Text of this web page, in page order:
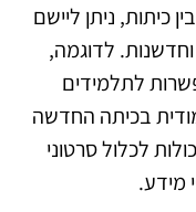
ניתן ליישם
לדוגמה,
לתלמידים
בכיתה החדשה
לכלול סרטוני
מידע.